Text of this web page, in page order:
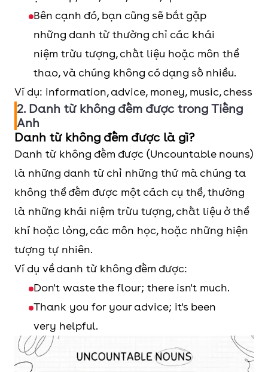
Bên cạnh đó, bạn cũng sẽ bắt gặp
những danh từ thường chỉ các khái
niệm trừu tượng, chất liệu hoặc môn thể
thao, và chúng không có dạng số nhiều.
Ví dụ: information, advice, money, music, chess
2. Danh từ không đếm được trong Tiếng
Anh
Danh từ không đếm được là gì?
Danh từ không đếm được (Uncountable nouns)
là những danh từ chỉ những thứ mà chúng ta
không thể đếm được một cách cụ thể, thường
là những khái niệm trừu tượng, chất liệu ở thể
khí hoặc lỏng, các môn học, hoặc những hiện
tượng tự nhiên.
Ví dụ về danh từ không đếm được:
Don't waste the flour; there isn't much.
Thank you for your advice; it's been
very helpful.